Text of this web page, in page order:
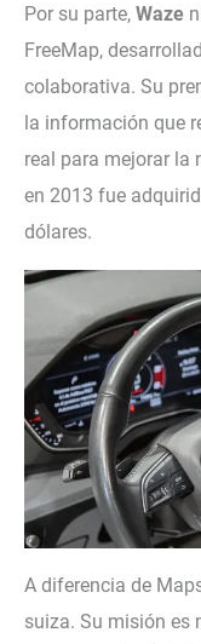
Por su parte, Waze
FreeMap,
colaborativa. Su
la información que
real para mejorar la
en 2013 fue
dólares.
A diferencia de
suiza. Su misión es